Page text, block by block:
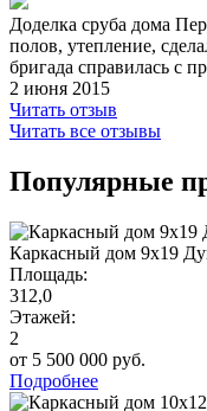
Доделка сруба дома
полов, утепление,
бригада справилась с
2 июня 2015
Читать отзыв
Читать все отзывы
Популярные
Каркасный дом 9х19
Площадь:
312,0
Этажей:
2
от 5 500 000 руб.
Подробнее